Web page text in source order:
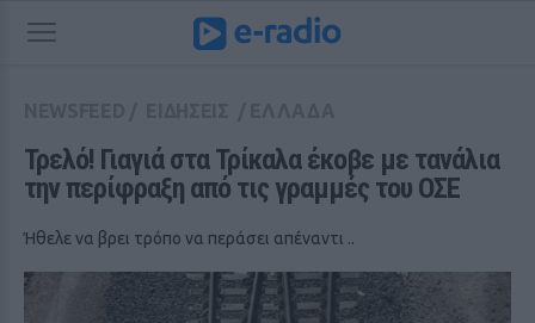
Τρελό! Γιαγιά στα Τρίκαλα έκοβε με τανάλια
την περίφραξη από τις γραμμές του ΟΣΕ
Ήθελε να βρει τρόπο να περάσει απέναντι ..